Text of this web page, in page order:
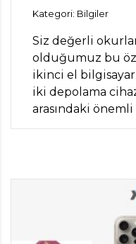
Kategori: Bilgiler
Siz değerli
olduğumuz bu
ikinci el bilgisayar
iki depolama
arasındaki önemli